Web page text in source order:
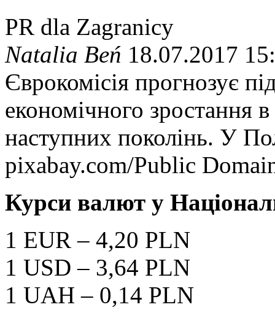
PR dla Zagranicy
Natalia Beń 18.07.2017
Єврокомісія прогнозує
економічного зростання
наступних поколінь. У
pixabay.com/Public
Курси валют у
1 EUR – 4,20 PLN
1 USD – 3,64 PLN
1 UAH – 0,14 PLN